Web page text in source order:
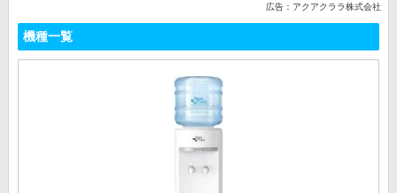
広告：アクアクララ株式会社
機種一覧